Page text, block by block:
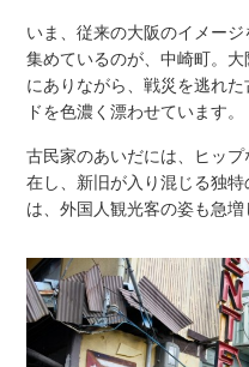
いま、従来の大阪のイメー
集めているのが、中崎町。
にありながら、戦災を逃れ
ドを色濃く漂わせています。
古民家のあいだには、ヒッ
在し、新旧が入り混じる独
は、外国人観光客の姿も急増